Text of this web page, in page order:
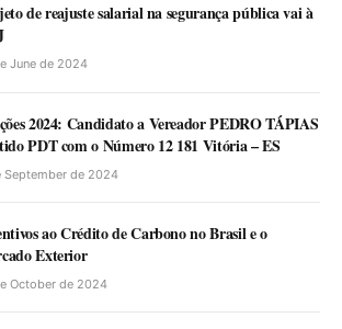
de reajuste salarial na segurança pública vai à
June de 2024
2024: Candidato a Vereador PEDRO TÁPIAS
PDT com o Número 12 181 Vitória – ES
September de 2024
ao Crédito de Carbono no Brasil e o
Exterior
October de 2024